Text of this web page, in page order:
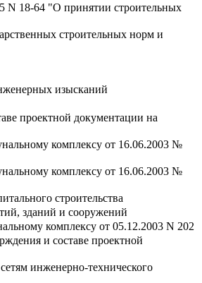
N 18-64 "О принятии строительных
строительных норм и
изысканий
проектной документации на
комплексу от 16.06.2003 №
комплексу от 16.06.2003 №
строительства
зданий и сооружений
комплексу от 05.12.2003 N 202
и составе проектной
инженерно-технического